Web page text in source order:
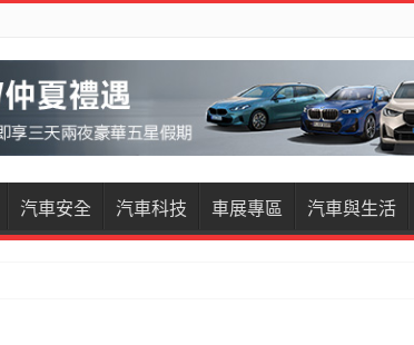
汽車安全 汽車科技 車展專區 汽車與生活